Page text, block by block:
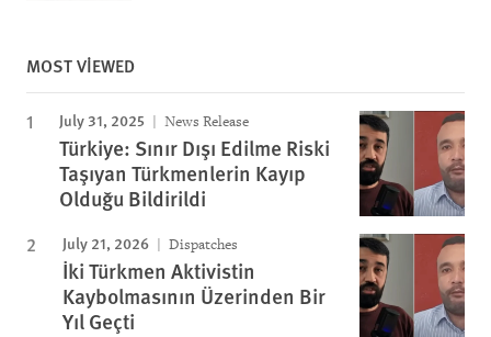
MOST VIEWED
July 31, 2025 News Release
Türkiye: Sınır Dışı Edilme Riski
Taşıyan Türkmenlerin Kayıp
Olduğu Bildirildi
July 21, 2026 Dispatches
İki Türkmen Aktivistin
Kaybolmasının Üzerinden Bir
Yıl Geçti